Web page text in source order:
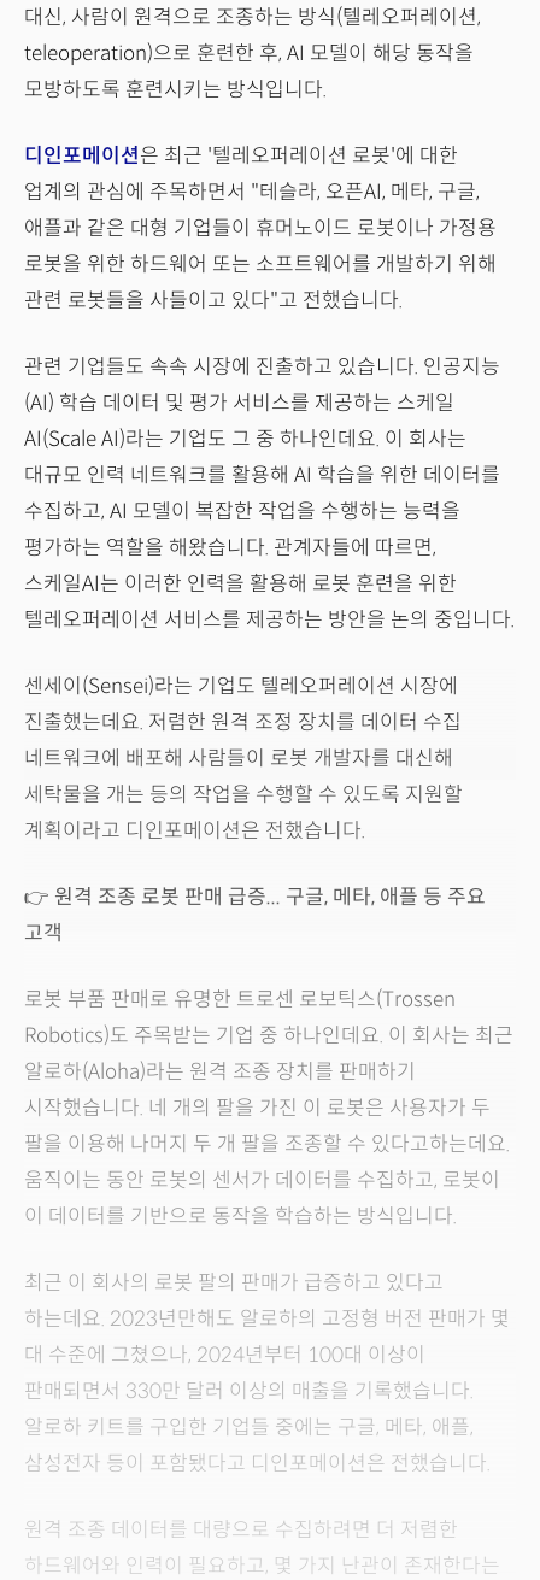
대신, 사람이 원격으로 조종하는 방식(텔레오퍼레이션,
teleoperation)으로 훈련한 후, AI 모델이 해당 동작을
모방하도록 훈련시키는 방식입니다.
디인포메이션은 최근 '텔레오퍼레이션 로봇'에 대한
업계의 관심에 주목하면서 "테슬라, 오픈AI, 메타, 구글,
애플과 같은 대형 기업들이 휴머노이드 로봇이나 가정용
로봇을 위한 하드웨어 또는 소프트웨어를 개발하기 위해
관련 로봇들을 사들이고 있다"고 전했습니다.
관련 기업들도 속속 시장에 진출하고 있습니다. 인공지능
(AI) 학습 데이터 및 평가 서비스를 제공하는 스케일
AI(Scale AI)라는 기업도 그 중 하나인데요. 이 회사는
대규모 인력 네트워크를 활용해 AI 학습을 위한 데이터를
수집하고, AI 모델이 복잡한 작업을 수행하는 능력을
평가하는 역할을 해왔습니다. 관계자들에 따르면,
스케일AI는 이러한 인력을 활용해 로봇 훈련을 위한
텔레오퍼레이션 서비스를 제공하는 방안을 논의 중입니다.
센세이(Sensei)라는 기업도 텔레오퍼레이션 시장에
진출했는데요. 저렴한 원격 조정 장치를 데이터 수집
네트워크에 배포해 사람들이 로봇 개발자를 대신해
세탁물을 개는 등의 작업을 수행할 수 있도록 지원할
계획이라고 디인포메이션은 전했습니다.
👉 원격 조종 로봇 판매 급증... 구글, 메타, 애플 등 주요
고객
로봇 부품 판매로 유명한 트로센 로보틱스(Trossen
Robotics)도 주목받는 기업 중 하나인데요. 이 회사는 최근
알로하(Aloha)라는 원격 조종 장치를 판매하기
시작했습니다. 네 개의 팔을 가진 이 로봇은 사용자가 두
팔을 이용해 나머지 두 개 팔을 조종할 수 있다고하는데요.
움직이는 동안 로봇의 센서가 데이터를 수집하고, 로봇이
이 데이터를 기반으로 동작을 학습하는 방식입니다.
최근 이 회사의 로봇 팔의 판매가 급증하고 있다고
하는데요. 2023년만해도 알로하의 고정형 버전 판매가 몇
대 수준에 그쳤으나, 2024년부터 100대 이상이
판매되면서 330만 달러 이상의 매출을 기록했습니다.
알로하 키트를 구입한 기업들 중에는 구글, 메타, 애플,
삼성전자 등이 포함됐다고 디인포메이션은 전했습니다.
원격 조종 데이터를 대량으로 수집하려면 더 저렴한
하드웨어와 인력이 필요하고, 몇 가지 난관이 존재한다는